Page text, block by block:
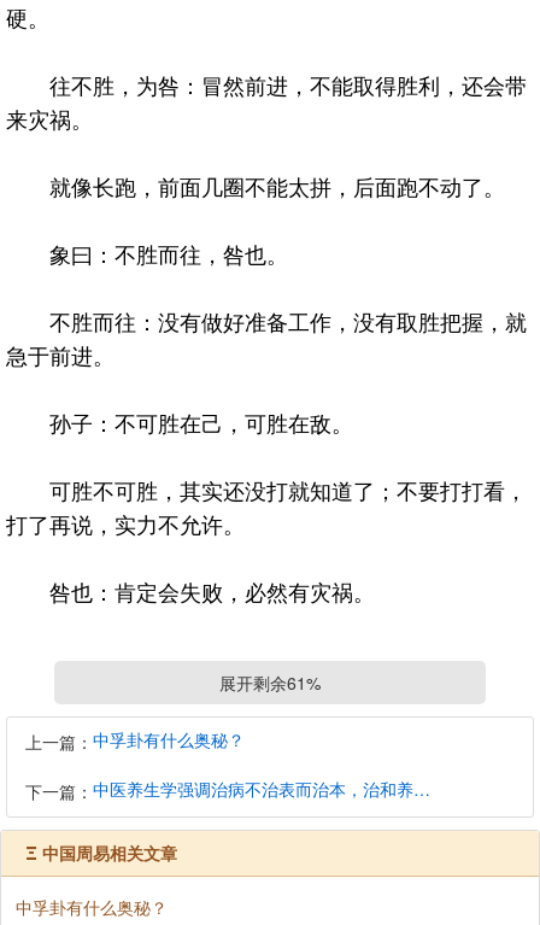
硬。
往不胜，为咎：冒然前进，不能取得胜利，还会带
来灾祸。
就像长跑，前面几圈不能太拼，后面跑不动了。
象曰：不胜而往，咎也。
不胜而往：没有做好准备工作，没有取胜把握，就
急于前进。
孙子：不可胜在己，可胜在敌。
可胜不可胜，其实还没打就知道了；不要打打看，
打了再说，实力不允许。
咎也：肯定会失败，必然有灾祸。
3.惕号，莫夜有戎，勿恤
惕号：自己能够引起注意，同时警告身边的人；空
袭警报响起，知道防空洞在哪里；发生火灾，家里的灭
火器早已准备好了，火警知识也有了日常储备，了解怎
么逃生，至少电梯是不能坐滴。
莫：同“暮”；莫夜，就是晚上。
展开剩余61%
上一篇： 中孚卦有什么奥秘？
下一篇： 中医养生学强调治病不治表而治本，治和养兼顾是有必要的
Ξ 中国周易相关文章
中孚卦有什么奥秘？